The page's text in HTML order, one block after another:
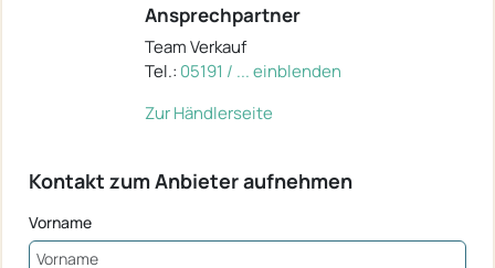
Ansprechpartner
Team Verkauf
Tel.: 05191 / ... einblenden
Zur Händlerseite
Kontakt zum Anbieter aufnehmen
Vorname